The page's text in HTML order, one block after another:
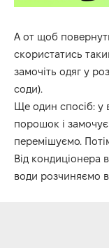
А от щоб
скористатись
замочіть одяг у
соди).
Ще один спосіб: у
порошок і
перемішуємо.
Від кондиціонера
води розчиняємо